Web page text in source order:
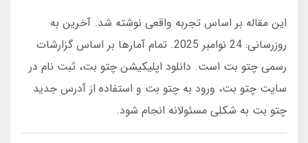
این مقاله بر اساس تجربه واقعی نوشته شد. آخرین به
روزرسانی: 24 نوامبر 2025. تمام آمارها بر اساس گزارشات
رسمی چتو بت است. دانلود اپلیکیشن چتو بت، ثبت نام در
سایت چتو بت، ورود به چتو بت و استفاده از آدرس جدید
چتو بت به شکلی مسئولانه انجام شود.